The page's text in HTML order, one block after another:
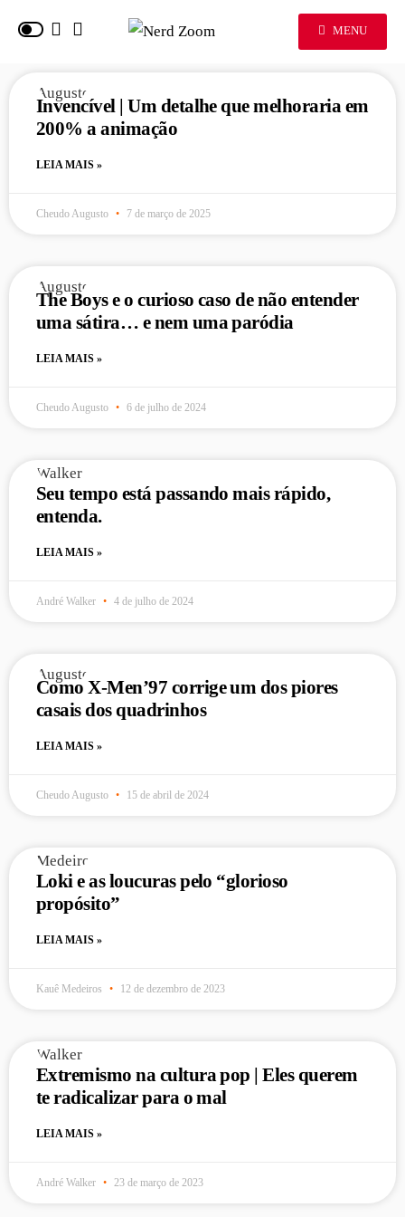
MENU
Invencível | Um detalhe que melhoraria em
200% a animação
LEIA MAIS »
Cheudo Augusto 7 de março de 2025
The Boys e o curioso caso de não entender
uma sátira… e nem uma paródia
LEIA MAIS »
Cheudo Augusto 6 de julho de 2024
Seu tempo está passando mais rápido,
entenda.
LEIA MAIS »
André Walker 4 de julho de 2024
Como X-Men’97 corrige um dos piores
casais dos quadrinhos
LEIA MAIS »
Cheudo Augusto 15 de abril de 2024
Loki e as loucuras pelo “glorioso
propósito”
LEIA MAIS »
Kauê Medeiros 12 de dezembro de 2023
Extremismo na cultura pop | Eles querem
te radicalizar para o mal
LEIA MAIS »
André Walker 23 de março de 2023